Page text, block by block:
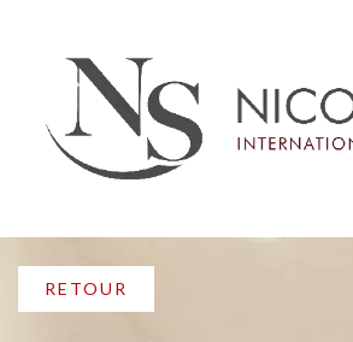
RETOUR